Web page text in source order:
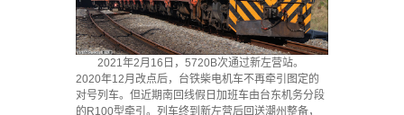
2021年2月16日，5720B次通过新左营站。
2020年12月改点后，台铁柴电机车不再牵引图定的
对号列车。但近期南回线假日加班车由台东机务分段
的R100型牵引。列车终到新左营后回送潮州整备，